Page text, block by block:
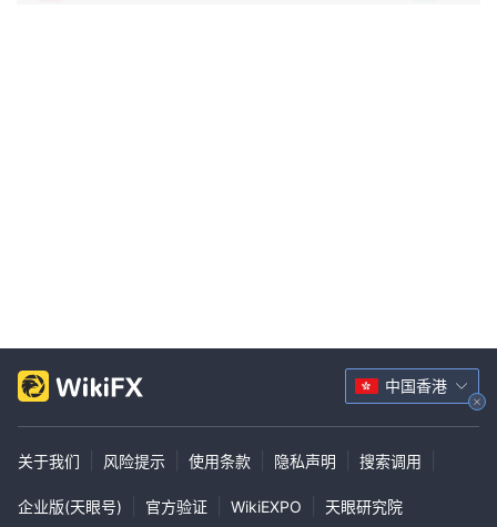
中国香港
关于我们 风险提示 使用条款 隐私声明 搜索调用
企业版(天眼号) 官方验证 WikiEXPO 天眼研究院